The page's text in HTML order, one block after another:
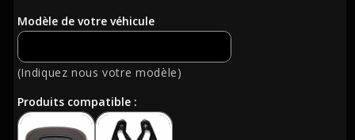
Modèle de votre véhicule
(Indiquez nous votre modèle)
Produits compatible :